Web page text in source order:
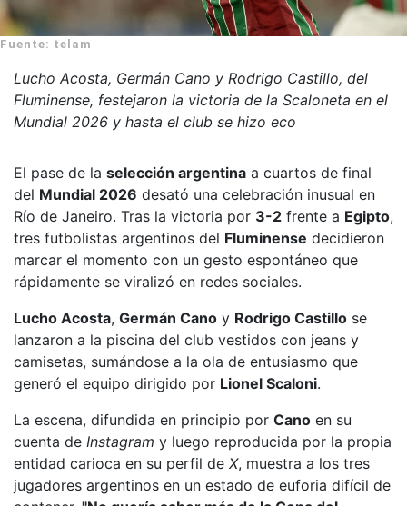
Fuente: telam
Lucho Acosta, Germán Cano y Rodrigo Castillo, del
Fluminense, festejaron la victoria de la Scaloneta en el
Mundial 2026 y hasta el club se hizo eco
El pase de la selección argentina a cuartos de final
del Mundial 2026 desató una celebración inusual en
Río de Janeiro. Tras la victoria por 3-2 frente a Egipto,
tres futbolistas argentinos del Fluminense decidieron
marcar el momento con un gesto espontáneo que
rápidamente se viralizó en redes sociales.
Lucho Acosta, Germán Cano y Rodrigo Castillo se
lanzaron a la piscina del club vestidos con jeans y
camisetas, sumándose a la ola de entusiasmo que
generó el equipo dirigido por Lionel Scaloni.
La escena, difundida en principio por Cano en su
cuenta de Instagram y luego reproducida por la propia
entidad carioca en su perfil de X, muestra a los tres
jugadores argentinos en un estado de euforia difícil de